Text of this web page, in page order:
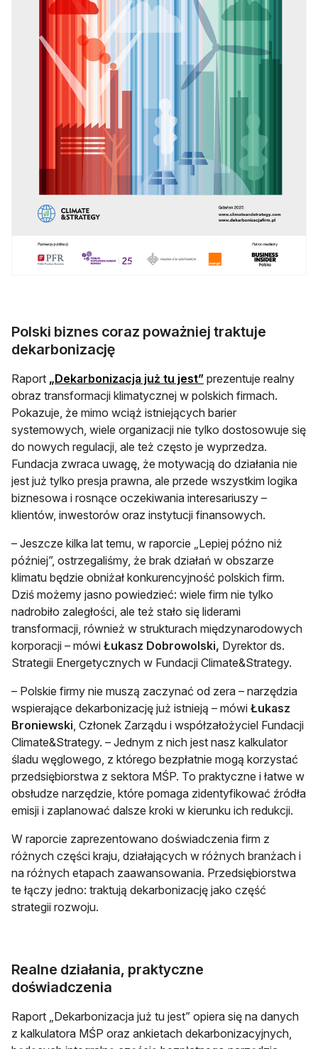
Polski biznes coraz poważniej traktuje
dekarbonizację
Raport „Dekarbonizacja już tu jest”otwiera się w nowej
prezentuje realny
obraz transformacji klimatycznej w polskich firmach.
Pokazuje, że mimo wciąż istniejących barier
systemowych, wiele organizacji nie tylko dostosowuje się
do nowych regulacji, ale też często je wyprzedza.
Fundacja zwraca uwagę, że motywacją do działania nie
jest już tylko presja prawna, ale przede wszystkim logika
biznesowa i rosnące oczekiwania interesariuszy –
klientów, inwestorów oraz instytucji finansowych.
– Jeszcze kilka lat temu, w raporcie „Lepiej późno niż
później”, ostrzegaliśmy, że brak działań w obszarze
klimatu będzie obniżał konkurencyjność polskich firm.
Dziś możemy jasno powiedzieć: wiele firm nie tylko
nadrobiło zaległości, ale też stało się liderami
transformacji, również w strukturach międzynarodowych
korporacji – mówi Łukasz Dobrowolski, Dyrektor ds.
Strategii Energetycznych w Fundacji Climate&Strategy.
– Polskie firmy nie muszą zaczynać od zera – narzędzia
wspierające dekarbonizację już istnieją – mówi Łukasz
Broniewski, Członek Zarządu i współzałożyciel Fundacji
Climate&Strategy. – Jednym z nich jest nasz kalkulator
śladu węglowego, z którego bezpłatnie mogą korzystać
przedsiębiorstwa z sektora MŚP. To praktyczne i łatwe w
obsłudze narzędzie, które pomaga zidentyfikować źródła
emisji i zaplanować dalsze kroki w kierunku ich redukcji.
W raporcie zaprezentowano doświadczenia firm z
różnych części kraju, działających w różnych branżach i
na różnych etapach zaawansowania. Przedsiębiorstwa
te łączy jedno: traktują dekarbonizację jako część
strategii rozwoju.
Realne działania, praktyczne
doświadczenia
Raport „Dekarbonizacja już tu jest” opiera się na danych
z kalkulatora MŚP oraz ankietach dekarbonizacyjnych,